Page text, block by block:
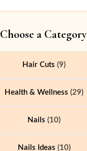
Choose a Category
Hair Cuts (9)
Health & Wellness (29)
Nails (10)
Nails Ideas (10)